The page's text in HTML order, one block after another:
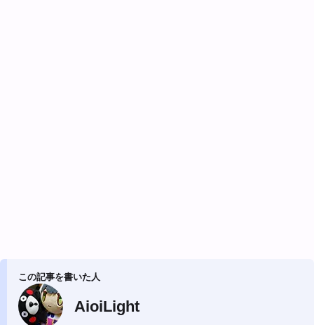
この記事を書いた人
AioiLight